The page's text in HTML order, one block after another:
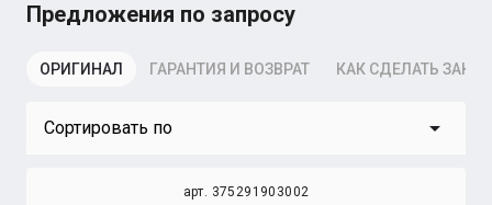
Предложения по запросу
ОРИГИНАЛ ГАРАНТИЯ И ВОЗВРАТ КАК СДЕЛАТЬ
Сортировать по arrow_drop_down
арт. 375291903002